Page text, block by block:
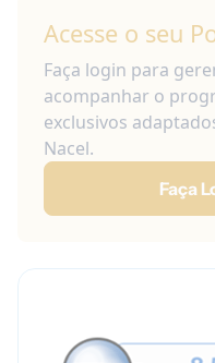
Acesse o seu
Faça login para
acompanhar o
exclusivos
Nacel.
Faça